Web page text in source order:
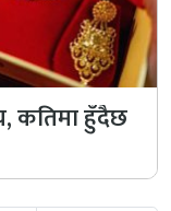
कतिमा हुँदैछ